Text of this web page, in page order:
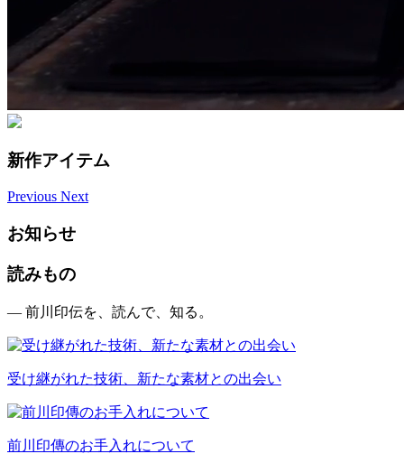
新作アイテム
Previous Next
お知らせ
読みもの
— 前川印伝を、読んで、知る。
受け継がれた技術、新たな素材との出会い
前川印傳のお手入れについて